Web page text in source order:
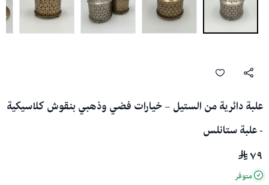
علبة دائرية من الستيل – خيارات فضي وذهبي بنقوش كلاسيكية
- علبة ستانلس
٧٩
متوفر